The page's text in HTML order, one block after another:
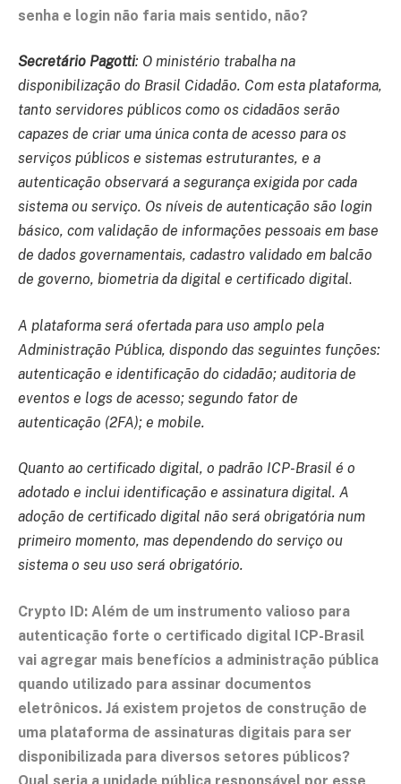
senha e login não faria mais sentido, não?
Secretário Pagotti: O ministério trabalha na
disponibilização do Brasil Cidadão. Com esta plataforma,
tanto servidores públicos como os cidadãos serão
capazes de criar uma única conta de acesso para os
serviços públicos e sistemas estruturantes, e a
autenticação observará a segurança exigida por cada
sistema ou serviço. Os níveis de autenticação são login
básico, com validação de informações pessoais em base
de dados governamentais, cadastro validado em balcão
de governo, biometria da digital e certificado digital.
A plataforma será ofertada para uso amplo pela
Administração Pública, dispondo das seguintes funções:
autenticação e identificação do cidadão; auditoria de
eventos e logs de acesso; segundo fator de
autenticação (2FA); e mobile.
Quanto ao certificado digital, o padrão ICP-Brasil é o
adotado e inclui identificação e assinatura digital. A
adoção de certificado digital não será obrigatória num
primeiro momento, mas dependendo do serviço ou
sistema o seu uso será obrigatório.
Crypto ID: Além de um instrumento valioso para
autenticação forte o certificado digital ICP-Brasil
vai agregar mais benefícios a administração pública
quando utilizado para assinar documentos
eletrônicos. Já existem projetos de construção de
uma plataforma de assinaturas digitais para ser
disponibilizada para diversos setores públicos?